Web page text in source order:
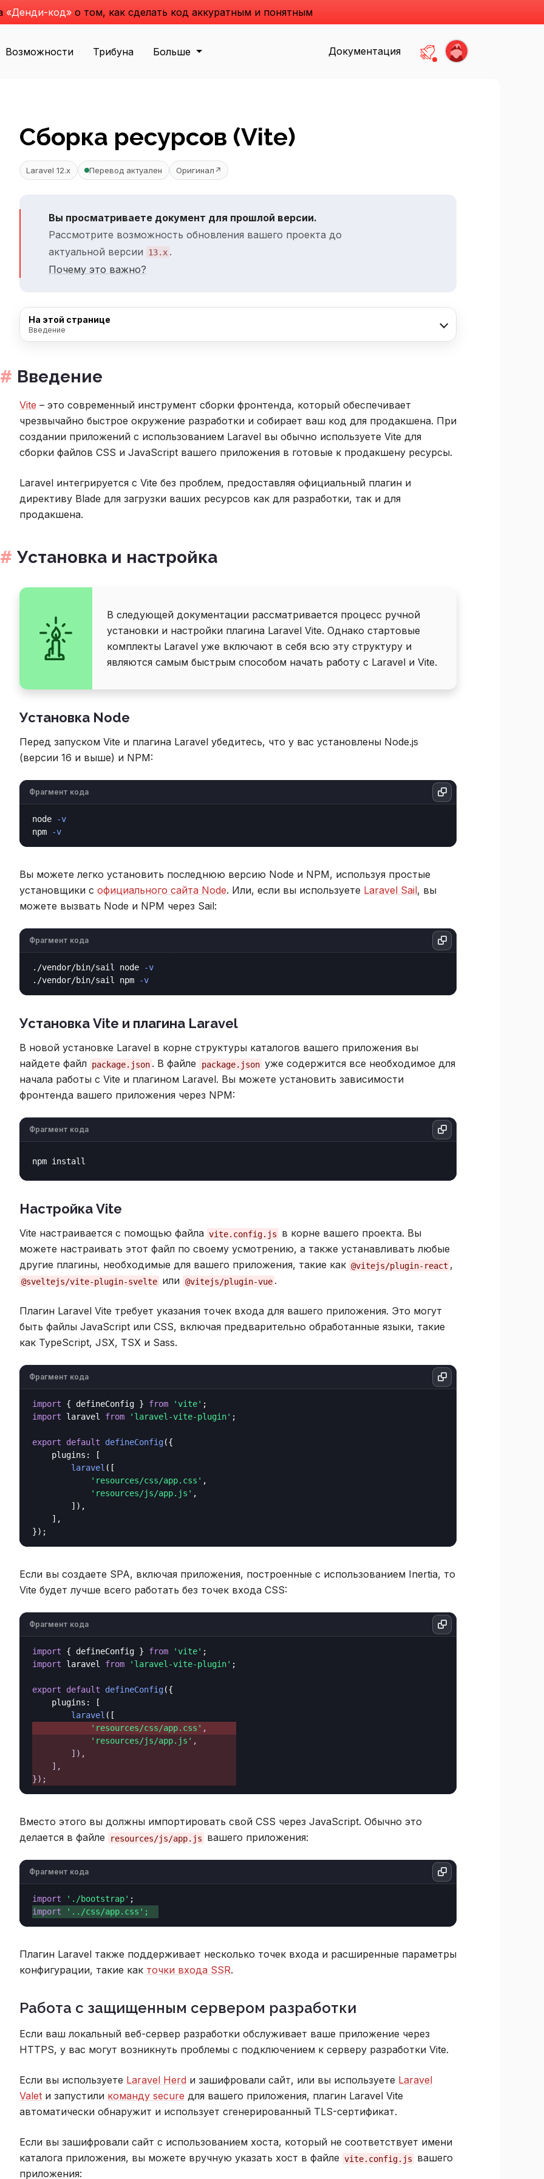
«Денди-код» о том, как сделать код аккуратным и понятным
Возможности Трибуна Больше
Документация
Есть не прочитанные
Сборка ресурсов (Vite)
Laravel 12.x Перевод актуален Оригинал ↗
Вы просматриваете документ для прошлой версии.
Рассмотрите возможность обновления вашего проекта до
актуальной версии
13.x .
Почему это важно?
На этой странице
Введение
Введение
Vite – это современный инструмент сборки фронтенда, который обеспечивает
чрезвычайно быстрое окружение разработки и собирает ваш код для продакшена. При
создании приложений с использованием Laravel вы обычно используете Vite для
сборки файлов CSS и JavaScript вашего приложения в готовые к продакшену ресурсы.
Laravel интегрируется с Vite без проблем, предоставляя официальный плагин и
директиву Blade для загрузки ваших ресурсов как для разработки, так и для
продакшена.
Установка и настройка
В следующей документации рассматривается процесс ручной
установки и настройки плагина Laravel Vite. Однако стартовые
комплекты Laravel уже включают в себя всю эту структуру и
являются самым быстрым способом начать работу с Laravel и Vite.
Установка Node
Перед запуском Vite и плагина Laravel убедитесь, что у вас установлены Node.js
(версии 16 и выше) и NPM:
Фрагмент кода
node
-v
npm
-v
Вы можете легко установить последнюю версию Node и NPM, используя простые
установщики с официального сайта Node. Или, если вы используете Laravel Sail, вы
можете вызвать Node и NPM через Sail:
Фрагмент кода
./vendor/bin/sail node
-v
./vendor/bin/sail npm
-v
Установка Vite и плагина Laravel
В новой установке Laravel в корне структуры каталогов вашего приложения вы
найдете файл package.json . В файле package.json уже содержится все необходимое для
начала работы с Vite и плагином Laravel. Вы можете установить зависимости
фронтенда вашего приложения через NPM:
Фрагмент кода
Настройка Vite
Vite настраивается с помощью файла vite.config.js
в корне вашего проекта. Вы
можете настраивать этот файл по своему усмотрению, а также устанавливать любые
другие плагины, необходимые для вашего приложения, такие как @vitejs/plugin-react ,
@sveltejs/vite-plugin-svelte или @vitejs/plugin-vue .
Плагин Laravel Vite требует указания точек входа для вашего приложения. Это могут
быть файлы JavaScript или CSS, включая предварительно обработанные языки, такие
как TypeScript, JSX, TSX и Sass.
Фрагмент кода
import { defineConfig } from 'vite'
import laravel from 'laravel-vite-plugin' ;
export default defineConfig({
    plugins: [
laravel ([
'resources/css/app.css' ,
'resources/js/app.js' ,
        ]),
    ],
Если вы создаете SPA, включая приложения, построенные с использованием Inertia, то
Vite будет лучше всего работать без точек входа CSS:
Фрагмент кода
import { defineConfig } from 'vite'
import laravel from 'laravel-vite-plugin' ;
export default defineConfig({
    plugins: [
laravel
'resources/css/app.css' ,
'resources/js/app.js' ,
        ]),
    ],
Вместо этого вы должны импортировать свой CSS через JavaScript. Обычно это
делается в файле
resources/js/app.js вашего приложения:
Фрагмент кода
import './bootstrap'
import
'../css/app.css' ;
Плагин Laravel также поддерживает несколько точек входа и расширенные параметры
конфигурации, такие как точки входа SSR.
Работа с защищенным сервером разработки
Если ваш локальный веб-сервер разработки обслуживает ваше приложение через
HTTPS, у вас могут возникнуть проблемы с подключением к серверу разработки Vite.
Если вы используете Laravel Herd и зашифровали сайт, или вы используете Laravel
Valet и запустили команду secure для вашего приложения, плагин Laravel Vite
автоматически обнаружит и использует сгенерированный TLS-сертификат.
Если вы зашифровали сайт с использованием хоста, который не соответствует имени
каталога приложения, вы можете вручную указать хост в файле vite.config.js
вашего
приложения: